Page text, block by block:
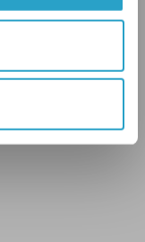
pubblicato